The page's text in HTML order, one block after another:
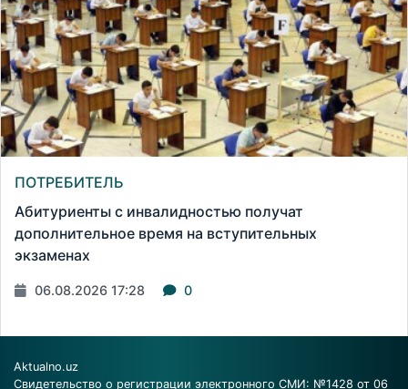
ПОТРЕБИТЕЛЬ
Абитуриенты с инвалидностью получат
дополнительное время на вступительных
экзаменах
06.08.2026 17:28 0
Aktualno.uz
Свидетельство о регистрации электронного СМИ: №1428 от 06